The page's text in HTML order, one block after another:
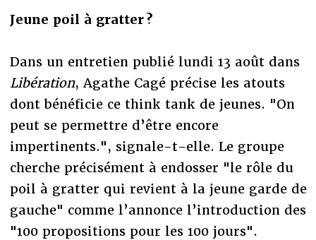
Jeune poil à gratter ?
Dans un entretien publié lundi 13 août dans
Libération, Agathe Cagé précise les atouts
dont bénéficie ce think tank de jeunes. "On
peut se permettre d’être encore
impertinents.", signale-t-elle. Le groupe
cherche précisément à endosser "le rôle du
poil à gratter qui revient à la jeune garde de
gauche" comme l’annonce l’introduction des
"100 propositions pour les 100 jours".